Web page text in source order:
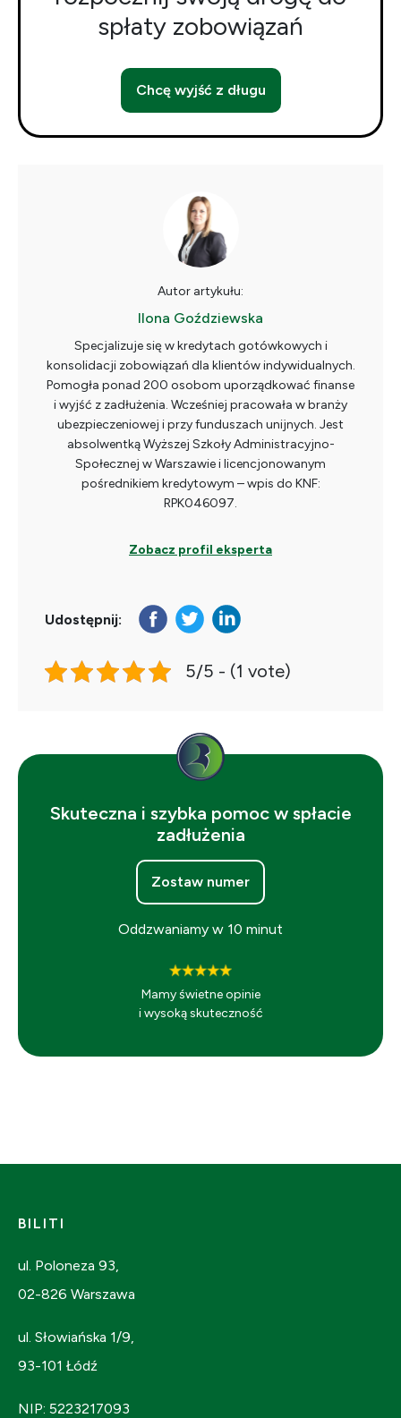
spłaty zobowiązań
Chcę wyjść z długu
Autor artykułu:
Ilona Goździewska
Specjalizuje się w kredytach gotówkowych i
konsolidacji zobowiązań dla klientów indywidualnych.
Pomogła ponad 200 osobom uporządkować finanse
i wyjść z zadłużenia. Wcześniej pracowała w branży
ubezpieczeniowej i przy funduszach unijnych. Jest
absolwentką Wyższej Szkoły Administracyjno-
Społecznej w Warszawie i licencjonowanym
pośrednikiem kredytowym – wpis do KNF:
RPK046097.
Zobacz profil eksperta
Udostępnij:
5/5 - (1 vote)
Skuteczna i szybka pomoc w spłacie
zadłużenia
Zostaw numer
Oddzwaniamy w 10 minut
Mamy świetne opinie
i wysoką skuteczność
BILITI
ul. Poloneza 93,
02-826 Warszawa
ul. Słowiańska 1/9,
93-101 Łódź
NIP: 5223217093